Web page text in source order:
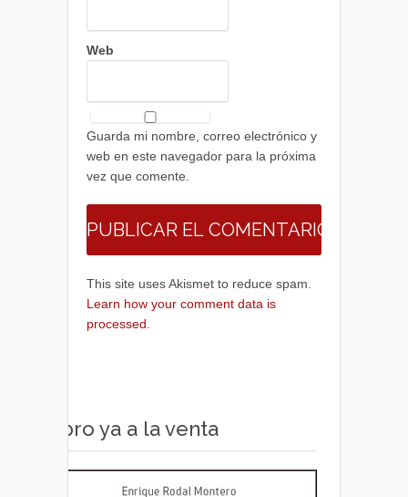
Web
Guarda mi nombre, correo electrónico y
web en este navegador para la próxima
vez que comente.
This site uses Akismet to reduce spam.
Learn how your comment data is
processed.
Libro ya a la venta